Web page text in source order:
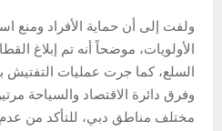
ولفت إلى أن حماية الأفراد ومنع
الأولويات، موضحاً أنه تم إبلاغ
السلع، كما جرت عمليات التفتيش
وفرق دائرة الاقتصاد والسياحة
مختلف مناطق دبي، للتأكد من عدم